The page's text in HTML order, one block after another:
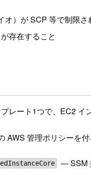
オ）が SCP 等で制限さ
存在すること
レート1つで、EC2 イ
AWS 管理ポリシーを付
— SSM